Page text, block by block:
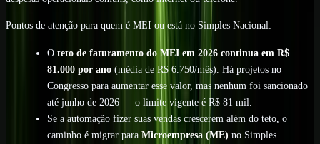
Pontos de atenção para quem é MEI ou está no Simples Nacional:
O teto de faturamento do MEI em 2026 continua em R$
81.000 por ano(média de R$ 6.750/mês). Há projetos no
Congresso para aumentar esse valor, mas nenhum foi sancionado
até junho de 2026 — o limite vigente é R$ 81 mil.
Se a automação fizer suas vendas crescerem além do teto, o
caminho é migrar para Microempresa (ME) no Simples